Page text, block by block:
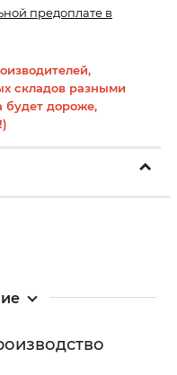
предоплате в
складов разными
будет дороже,